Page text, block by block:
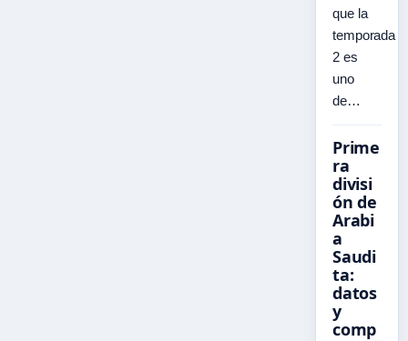
que la
temporada
2 es
uno
de…
Prime
ra
divisi
ón de
Arabi
a
Saudi
ta:
datos
y
comp